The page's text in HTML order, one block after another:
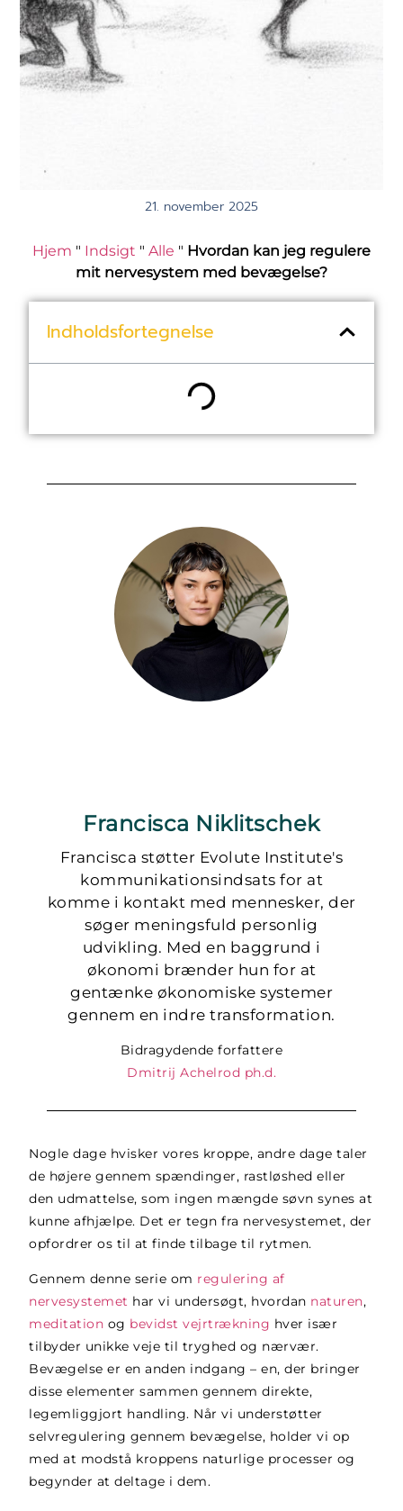
21. november 2025
Hjem " Indsigt " Alle " Hvordan kan jeg regulere
mit nervesystem med bevægelse?
Indholdsfortegnelse
Francisca Niklitschek
Francisca støtter Evolute Institute's
kommunikationsindsats for at
komme i kontakt med mennesker, der
søger meningsfuld personlig
udvikling. Med en baggrund i
økonomi brænder hun for at
gentænke økonomiske systemer
gennem en indre transformation.
Bidragydende forfattere
Dmitrij Achelrod ph.d.
Nogle dage hvisker vores kroppe, andre dage taler
de højere gennem spændinger, rastløshed eller
den udmattelse, som ingen mængde søvn synes at
kunne afhjælpe. Det er tegn fra nervesystemet, der
opfordrer os til at finde tilbage til rytmen.
Gennem denne serie om regulering af
nervesystemet har vi undersøgt, hvordan naturen,
meditation og bevidst vejrtrækning hver især
tilbyder unikke veje til tryghed og nærvær.
Bevægelse er en anden indgang – en, der bringer
disse elementer sammen gennem direkte,
legemliggjort handling. Når vi understøtter
selvregulering gennem bevægelse, holder vi op
med at modstå kroppens naturlige processer og
begynder at deltage i dem.